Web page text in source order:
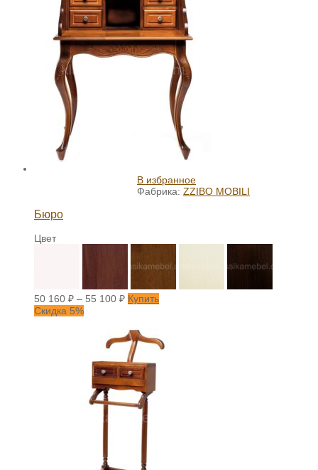
В избранное
Фабрика: ZZIBO MOBILI
Бюро
Цвет
50 160 ₽ – 55 100 ₽ Купить
Скидка 5%